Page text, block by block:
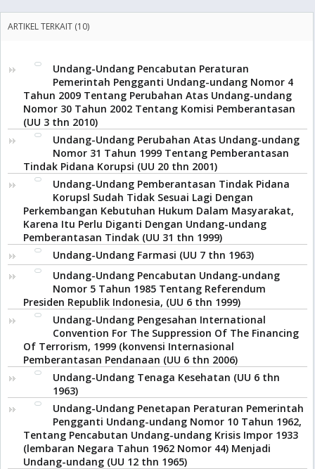
ARTIKEL TERKAIT (10)
Undang-Undang Pencabutan Peraturan
Pemerintah Pengganti Undang-undang Nomor 4
Tahun 2009 Tentang Perubahan Atas Undang-undang
Nomor 30 Tahun 2002 Tentang Komisi Pemberantasan
(UU 3 thn 2010)
Undang-Undang Perubahan Atas Undang-undang
Nomor 31 Tahun 1999 Tentang Pemberantasan
Tindak Pidana Korupsi (UU 20 thn 2001)
Undang-Undang Pemberantasan Tindak Pidana
Korupsl Sudah Tidak Sesuai Lagi Dengan
Perkembangan Kebutuhan Hukum Dalam Masyarakat,
Karena Itu Perlu Diganti Dengan Undang-undang
Pemberantasan Tindak (UU 31 thn 1999)
Undang-Undang Farmasi (UU 7 thn 1963)
Undang-Undang Pencabutan Undang-undang
Nomor 5 Tahun 1985 Tentang Referendum
Presiden Republik Indonesia, (UU 6 thn 1999)
Undang-Undang Pengesahan International
Convention For The Suppression Of The Financing
Of Terrorism, 1999 (konvensi Internasional
Pemberantasan Pendanaan (UU 6 thn 2006)
Undang-Undang Tenaga Kesehatan (UU 6 thn
1963)
Undang-Undang Penetapan Peraturan Pemerintah
Pengganti Undang-undang Nomor 10 Tahun 1962,
Tentang Pencabutan Undang-undang Krisis Impor 1933
(lembaran Negara Tahun 1962 Nomor 44) Menjadi
Undang-undang (UU 12 thn 1965)